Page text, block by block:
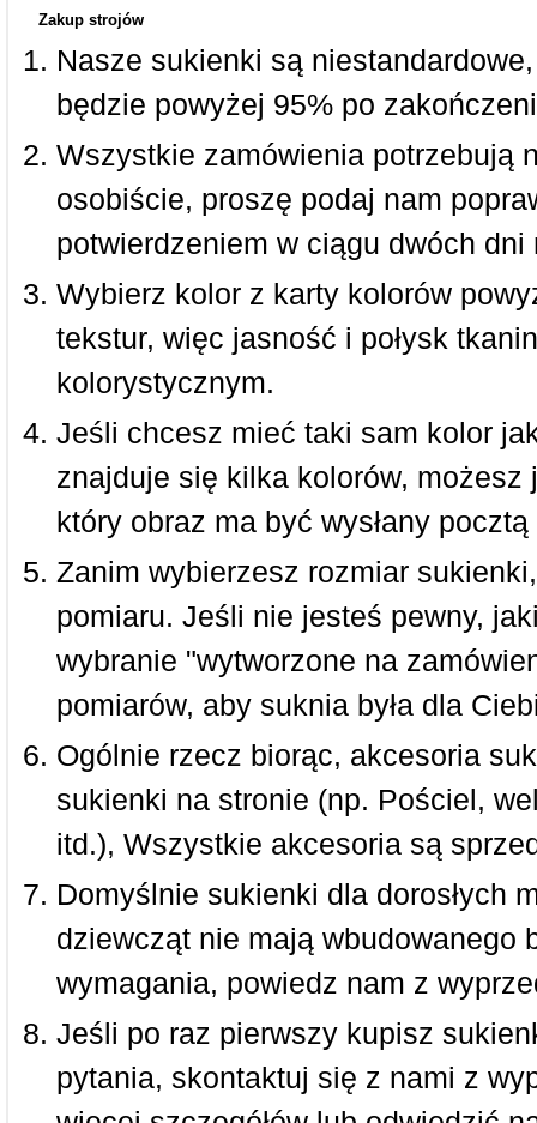
Zakup strojów
Nasze sukienki są
będzie powyżej 95% po
Wszystkie zamówienia potrzebują
osobiście, proszę podaj nam
potwierdzeniem w ciągu dwóch dni
Wybierz kolor z karty kolorów
tekstur, więc jasność i połysk
kolorystycznym.
Jeśli chcesz mieć taki sam kolor
znajduje się kilka kolorów,
który obraz ma być wysłany
Zanim wybierzesz rozmiar
pomiaru. Jeśli nie jesteś pewny,
wybranie "wytworzone na
pomiarów, aby suknia była dla
Ogólnie rzecz biorąc, akcesoria
sukienki na stronie (np. Pościel,
itd.), Wszystkie akcesoria są
Domyślnie sukienki dla dorosłych
dziewcząt nie mają
wymagania, powiedz nam z
Jeśli po raz pierwszy kupisz
pytania, skontaktuj się z nami z